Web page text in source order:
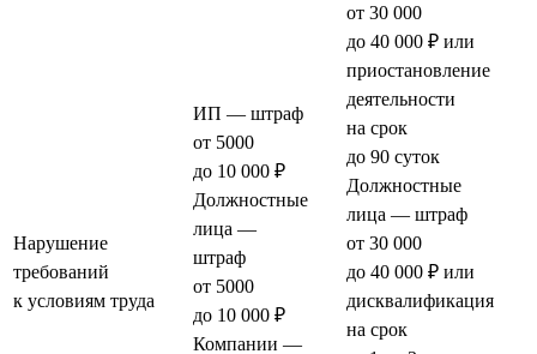
Нарушение
требований
к условиям труда
ИП — штраф
от 5000
до 10 000 ₽
Должностные
лица —
штраф
от 5000
до 10 000 ₽
Компании —
от 30 000
до 40 000 ₽ или
приостановление
деятельности
на срок
до 90 суток
Должностные
лица — штраф
от 30 000
до 40 000 ₽ или
дисквалификация
на срок